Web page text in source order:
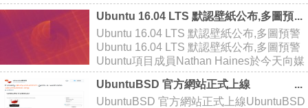
Linux）操作系統的創始人Jon Boden近日在
推文中表示希望ubuntuBSD在未來能夠成
Ubuntu 16.04 LTS 默認壁紙公布,多圖預
警
Ubuntu 16.04 LTS 默認壁紙公布,多圖預警
Ubuntu 16.04 LTS 默認壁紙公布,多圖預警
Ubuntu項目成員Nathan Haines於今天向媒
體公布了即將到來的Ubuntu 16.04
LTS（Xenial Xerus）操作
UbuntuBSD 官方網站正式上線
UbuntuBSD 官方網站正式上線UbuntuBSD